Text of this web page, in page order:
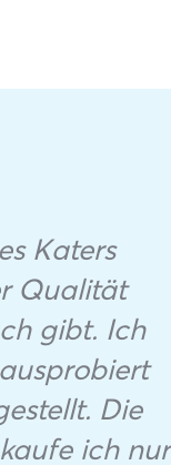
Katers
Qualität
gibt. Ich
Die
ich nur